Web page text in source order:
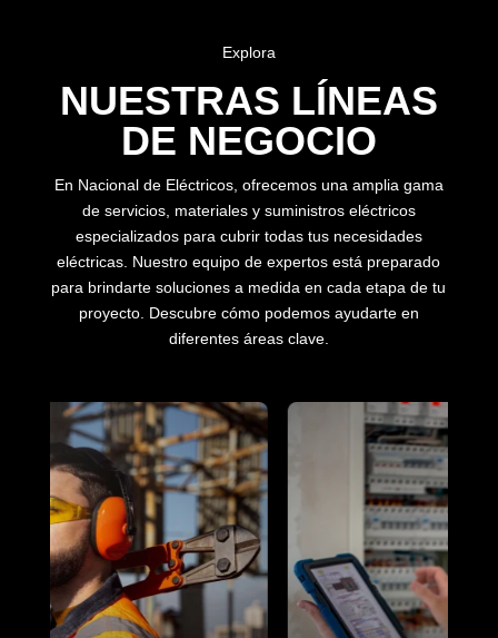
Fusibles ,Interruptores automáticos tipo abierto
$ 26.590 Iva incluido
Agregar al carrito
Ver más productos
Explora
NUESTRAS LÍNEAS
DE NEGOCIO
En Nacional de Eléctricos, ofrecemos una amplia gama
de servicios, materiales y suministros eléctricos
especializados para cubrir todas tus necesidades
eléctricas. Nuestro equipo de expertos está preparado
para brindarte soluciones a medida en cada etapa de tu
proyecto. Descubre cómo podemos ayudarte en
diferentes áreas clave.